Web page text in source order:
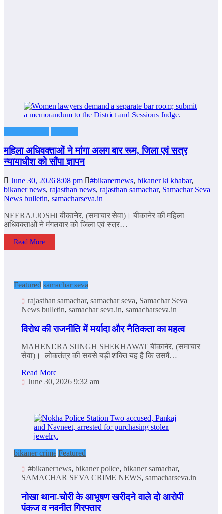
महिला अधिवक्ताओं ने मांगा अलग बार रूम, जिला एवं सत्र
न्यायाधीश को सौंपा ज्ञापन
June 30, 2026 8:08 pm #bikanernews, bikaner ki khabar,
bikaner news, rajasthan news, rajasthan samachar, Samachar Seva
News bulletin, samacharseva.in
NEERAJ JOSHI बीकानेर, (समाचार सेवा)। बीकानेर की महिला
अधिवक्‍ताओं ने मंगलवार को जिला एवं सत्र…
Read More
Featured samachar seva
rajasthan samachar, samachar seva, Samachar Seva
News bulletin, samachar seva.in, samacharseva.in
विरोध की राजनीति में मर्यादा और नैतिकता का महत्व
MAHENDRA SIINGH SHEKHAWAT बीकानेर, (समाचार
सेवा)। लोकतंत्र की सबसे बड़ी शक्ति यह है कि उसमें…
Read More
June 30, 2026 9:32 am
bikaner crime Featured
#bikanernews, bikaner police, bikaner samachar,
SAMACHAR SEVA CRIME NEWS, samacharseva.in
नोखा थाना-चोरी के आभूषण खरीदने वाले दो आरोपी
पंकज व नवनीत गिरफ्तार